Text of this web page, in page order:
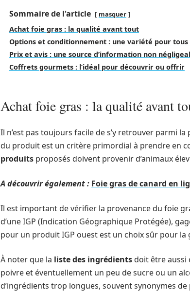
Sommaire de l'article masquer
Achat foie gras : la qualité avant tout
Options et conditionnement : une variété pour tous
Prix et avis : une source d’information non
Coffrets gourmets : l’idéal pour découvrir ou offrir
Achat foie gras : la qualité avant
Il n’est pas toujours facile de s’y retrouver parmi
du produit est un critère primordial à prendre en
produits proposés doivent provenir d’animaux
A découvrir également : Foie gras de canard en
Il est important de vérifier la provenance du foie
d’une IGP (Indication Géographique Protégée),
pour un produit IGP ouest est un choix sûr pour la
À noter que la liste des ingrédientsdoit être aussi
poivre et éventuellement un peu de sucre ou un
d’ingrédients trop longues, souvent synonymes de